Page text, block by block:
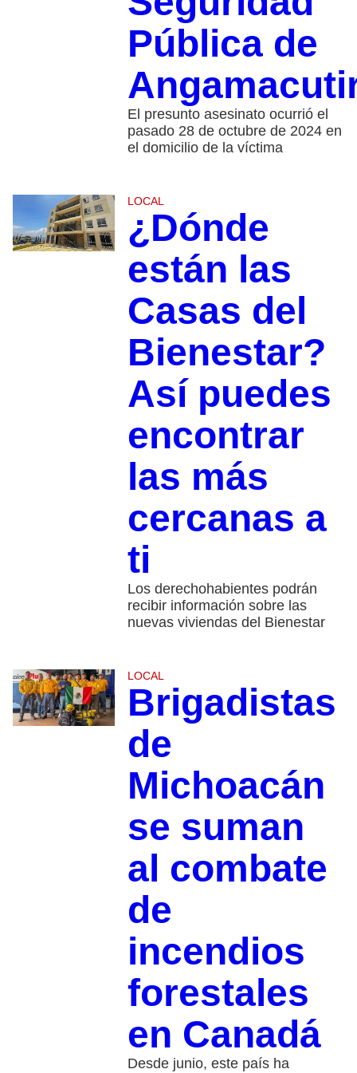
Pública de
El presunto asesinato ocurrió el
pasado 28 de octubre de 2024 en
el domicilio de la víctima
LOCAL
¿Dónde
están las
Casas del
Bienestar?
Así puedes
encontrar
las más
cercanas a
ti
Los derechohabientes podrán
recibir información sobre las
nuevas viviendas del Bienestar
LOCAL
Brigadistas
de
Michoacán
se suman
al combate
de
incendios
forestales
en Canadá
Desde junio, este país ha